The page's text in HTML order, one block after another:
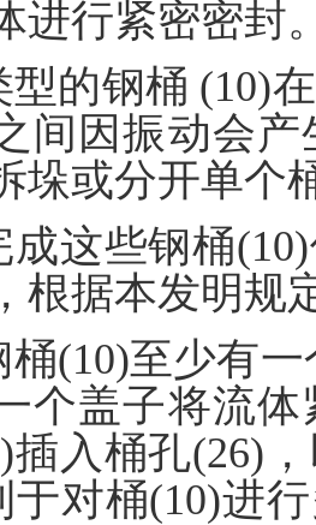
进行紧密密封
型的钢桶 (10)
间因振动会
垛或分开单个
成这些钢桶
根据本发明规
桶(10)至少有
个盖子将流
插入桶孔(26)
于对桶(10)进